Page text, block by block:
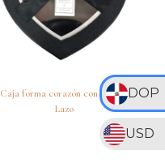
DOP
USD
Caja forma corazón con Tapa y
Lazo